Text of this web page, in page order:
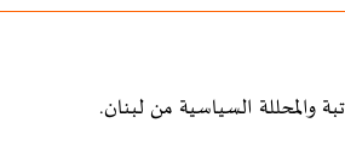
والمحللة السياسية من لبنان.